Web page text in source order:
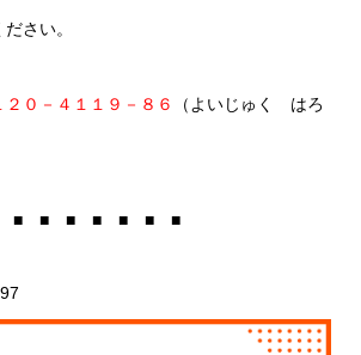
さい。
２０－４１１９－８６ （よいじゅく はろ
■ ■ ■ ■ ■ ■ ■